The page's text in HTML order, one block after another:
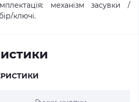
механізм засувки /
ключі.